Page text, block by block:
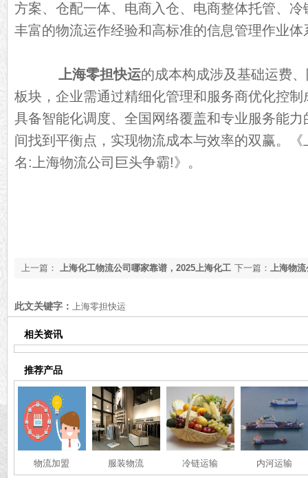
方案、仓配一体、电商入仓、电商整体托管、
丰富的物流运作经验和高标准的信息管理作业体
上海零担快运的成本构成涉及基础运费
板块，企业需通过精细化管理和服务商优化控
具备智能化调度、全国网络覆盖和专业服务能
间找到平衡点，实现物流成本与效率的双赢。《
名:上海物流公司巨头争霸!》。
下一篇： 上海物
上一篇： 上海化工物流公司哪家靠谱，2025上海化工
此文关键字： 上海零担快运
相关资讯
推荐产品
物流加盟 服装物流 冷链运输 内河运输